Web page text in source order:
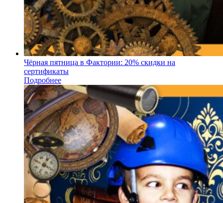
Чёрная пятница в Фактории: 20% скидки на
сертификаты
Подробнее